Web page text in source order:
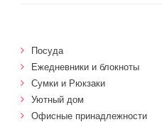
Посуда
Ежедневники и блокноты
Сумки и Рюкзаки
Уютный дом
Офисные принадлежности